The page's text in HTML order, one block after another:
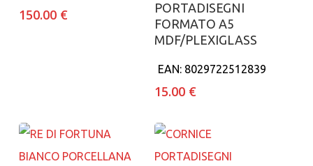
150.00 €
PORTADISEGNI
FORMATO A5
MDF/PLEXIGLASS
EAN: 8029722512839
15.00 €